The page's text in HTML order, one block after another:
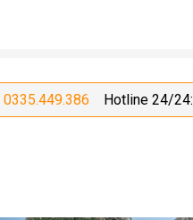
0335.449.386 Hotline 24/24: